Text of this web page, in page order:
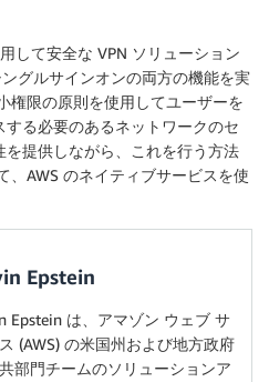
して安全な VPN ソリューション
グルサインオンの両方の機能を実
権限の原則を使用してユーザーを
る必要のあるネットワークのセ
提供しながら、これを行う方法
、AWS のネイティブサービスを使
Epstein
Epstein は、アマゾン ウェブ サ
(AWS) の米国州および地方政府
部門チームのソリューションア